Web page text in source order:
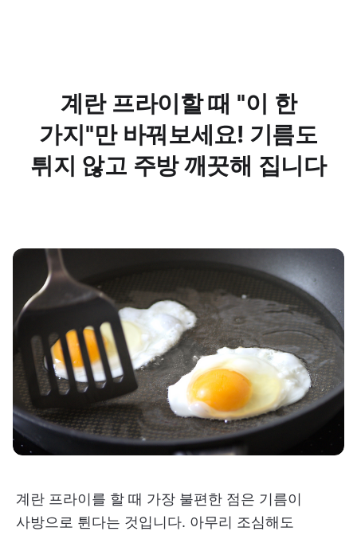
계란 프라이할 때 ''이 한
가지''만 바꿔보세요! 기름도
튀지 않고 주방 깨끗해 집니다
계란 프라이를 할 때 가장 불편한 점은 기름이
사방으로 튄다는 것입니다. 아무리 조심해도